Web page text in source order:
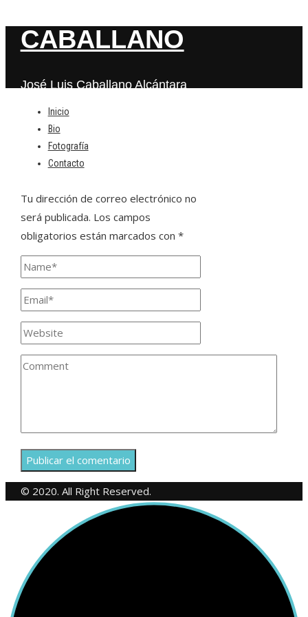
CABALLANO
José Luis Caballano Alcántara
Inicio
Bio
Fotografía
Contacto
Deja una respuesta
Tu dirección de correo electrónico no
será publicada. Los campos
obligatorios están marcados con *
© 2020. All Right Reserved.